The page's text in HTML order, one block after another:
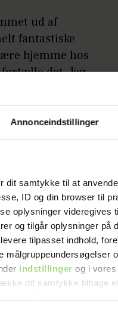
Annonceindstillinger
dit samtykke til at
ID og din browser til
oplysninger videregives
og tilgår oplysninger på
tilpasset indhold,
målgruppeundersøgelser
indstillinger og i vores
dit samtykke tilbage
ud af
fantastiske
hjemme hos
det. Jeg
siger:
i verden”,
jeg nogle gange
mindre tid
jeg mig over de
at få børn,
alt det, de
forælder,
du fik børn. For
At tage for
og klarer dit
gang, du får